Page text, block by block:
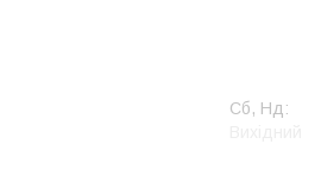
Сб, Нд: